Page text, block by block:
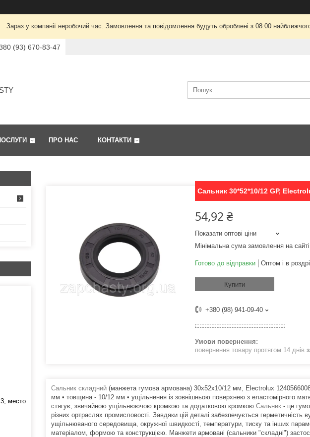
Зараз у компанії неробочий час. Замовлення та повідомлення будуть оброблені з 08:00
(93) 670-83-47
ПРО НАС КОНТАКТИ
Сальник 30*52*10/12 GP,
54,92 ₴
Показати оптові ціни
Мінімальна сума замовлення на
Готово до відправки Оптом і в
Купити
+380 (98) 941-09-40
повернення товару протягом 14 днів
Сальник складний (манжета гумова армована) 30x52x10/12 мм, Electrolux 1240566008
мм • товщина - 10/12 мм • ущільнення із зовнішньою поверхнею з еластомірного
стягує, звичайною ущільнюючою кромкою та додатковою кромкою Сальник - це
різних ортраслях промисловості. Завдяки цій деталі забезпечується герметичність
ущільнюваного середовища, окружної швидкості, температури, тиску та інших
матеріалом, формою та конструкцією. Манжети армовані (сальники "складні")
место